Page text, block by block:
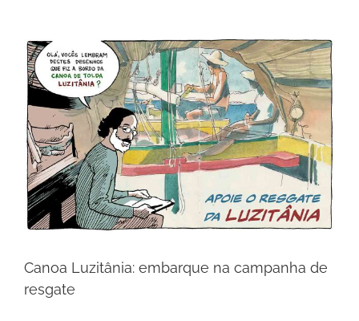
Canoa Luzitânia: embarque na campanha de
resgate